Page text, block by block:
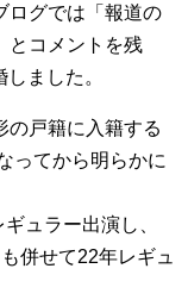
ログでは「報道の
とコメントを残
ました。
の戸籍に入籍する
ってから明らかに
ュラー出演し、
併せて22年レギュ